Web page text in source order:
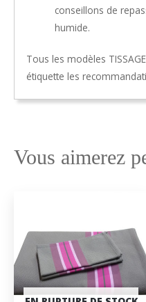
conseillons de
humide.
Tous les modèles
étiquette les
Vous aimerez